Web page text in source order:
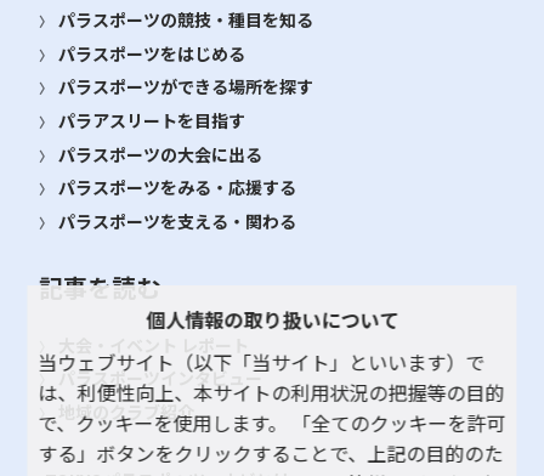
パラスポーツの競技・種目を知る
パラスポーツをはじめる
パラスポーツができる場所を探す
パラアスリートを目指す
パラスポーツの大会に出る
パラスポーツをみる・応援する
パラスポーツを支える・関わる
記事を読む
パラスポーツインタビュー
地域のクラブ紹介
個人情報の取り扱いについて
当ウェブサイト（以下「当サイト」といいます）で
は、利便性向上、本サイトの利用状況の把握等の目的
で、クッキーを使用します。 「全てのクッキーを許可
する」ボタンをクリックすることで、上記の目的のた